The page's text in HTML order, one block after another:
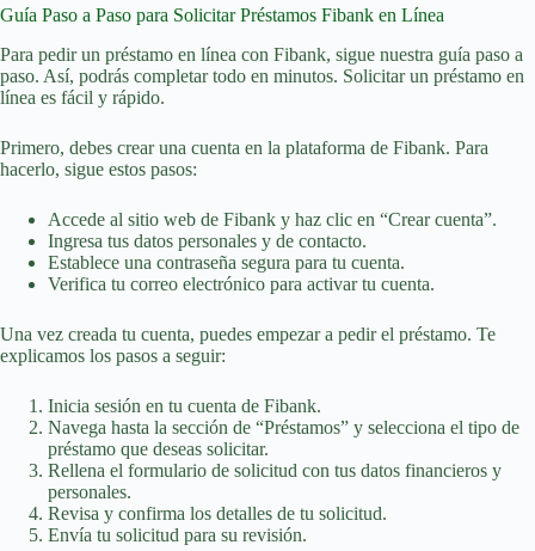
Guía Paso a Paso para Solicitar Préstamos Fibank en Línea
Para pedir un préstamo en línea con Fibank, sigue nuestra guía paso a
paso. Así, podrás completar todo en minutos. Solicitar un préstamo en
línea es fácil y rápido.
Primero, debes crear una cuenta en la plataforma de Fibank. Para
hacerlo, sigue estos pasos:
Accede al sitio web de Fibank y haz clic en “Crear cuenta”.
Ingresa tus datos personales y de contacto.
Establece una contraseña segura para tu cuenta.
Verifica tu correo electrónico para activar tu cuenta.
Una vez creada tu cuenta, puedes empezar a pedir el préstamo. Te
explicamos los pasos a seguir:
Inicia sesión en tu cuenta de Fibank.
Navega hasta la sección de “Préstamos” y selecciona el tipo de
préstamo que deseas solicitar.
Rellena el formulario de solicitud con tus datos financieros y
personales.
Revisa y confirma los detalles de tu solicitud.
Envía tu solicitud para su revisión.